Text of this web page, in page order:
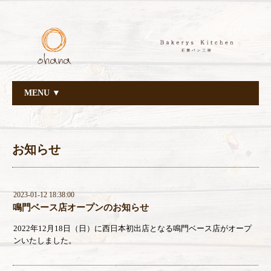
MENU ▼
お知らせ
2023-01-12 18:38:00
鳴門ベース店オープンのお知らせ
2022年12月18日（日）に西日本初出店となる鳴門ベース店がオープ
ンいたしました。